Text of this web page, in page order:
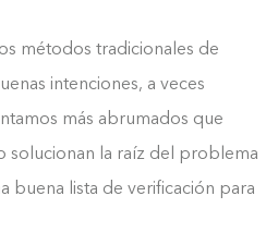
métodos tradicionales de
intenciones, a veces
más abrumados que
solucionan la raíz del problema
buena lista de verificación para